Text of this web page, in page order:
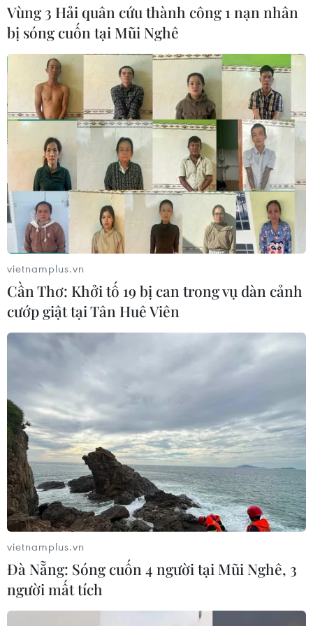
Vùng 3 Hải quân cứu thành công 1 nạn nhân
bị sóng cuốn tại Mũi Nghê
vietnamplus.vn
Cần Thơ: Khởi tố 19 bị can trong vụ dàn cảnh
cướp giật tại Tân Huê Viên
vietnamplus.vn
Đà Nẵng: Sóng cuốn 4 người tại Mũi Nghê, 3
người mất tích